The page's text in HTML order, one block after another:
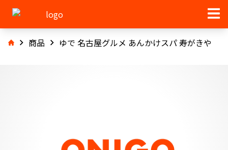
商品 ゆで 名古屋グルメ あんかけスパ 寿がきや